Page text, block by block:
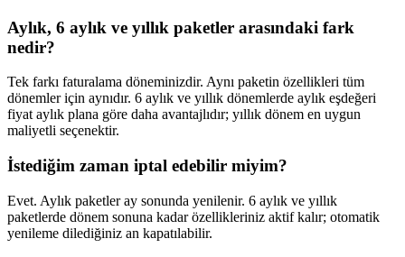
Aylık, 6 aylık ve yıllık paketler arasındaki fark
nedir?
Tek farkı faturalama döneminizdir. Aynı paketin özellikleri tüm
dönemler için aynıdır. 6 aylık ve yıllık dönemlerde aylık eşdeğeri
fiyat aylık plana göre daha avantajlıdır; yıllık dönem en uygun
maliyetli seçenektir.
İstediğim zaman iptal edebilir miyim?
Evet. Aylık paketler ay sonunda yenilenir. 6 aylık ve yıllık
paketlerde dönem sonuna kadar özellikleriniz aktif kalır; otomatik
yenileme dilediğiniz an kapatılabilir.